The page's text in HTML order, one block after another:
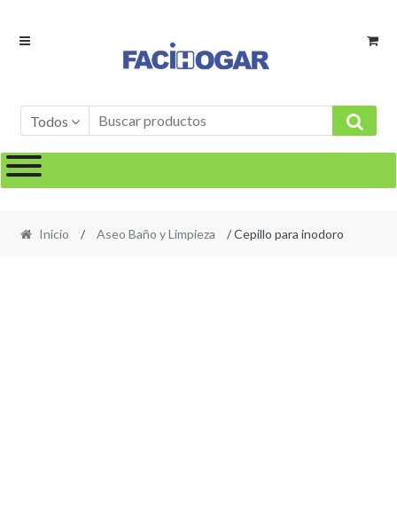
Ir
Ir
Todos
Inicio / Aseo Baño y Limpieza / Cepillo para inodoro